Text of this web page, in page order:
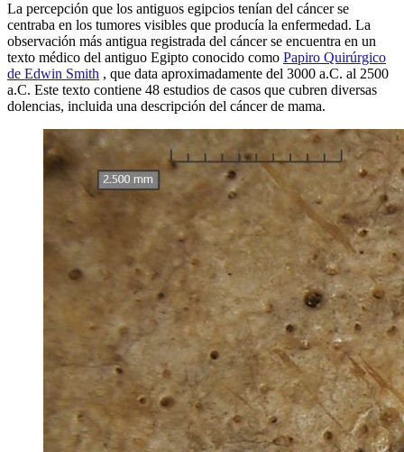
La percepción que los antiguos egipcios tenían del cáncer se
centraba en los tumores visibles que producía la enfermedad. La
observación más antigua registrada del cáncer se encuentra en un
texto médico del antiguo Egipto conocido como Papiro Quirúrgico
de Edwin Smith , que data aproximadamente del 3000 a.C. al 2500
a.C. Este texto contiene 48 estudios de casos que cubren diversas
dolencias, incluida una descripción del cáncer de mama.